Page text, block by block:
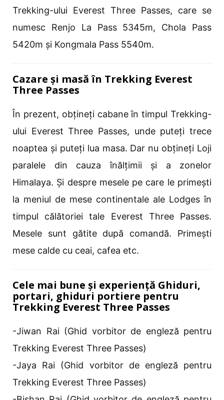
Trekking-ului Everest Three Passes, care se
numesc Renjo La Pass 5345m, Chola Pass
5420m și Kongmala Pass 5540m.
Cazare și masă în Trekking Everest
Three Passes
În prezent, obțineți cabane în timpul Trekking-
ului Everest Three Passes, unde puteți trece
noaptea și puteți lua masa. Dar nu obțineți Loji
paralele din cauza înălțimii și a zonelor
Himalaya. Și despre mesele pe care le primești
la meniul de mese continentale ale Lodges în
timpul călătoriei tale Everest Three Passes.
Mesele sunt gătite după comandă. Primești
mese calde cu ceai, cafea etc.
Cele mai bune și experiență Ghiduri,
portari, ghiduri portiere pentru
Trekking Everest Three Passes
-Jiwan Rai (Ghid vorbitor de engleză pentru
Trekking Everest Three Passes)
-Jaya Rai (Ghid vorbitor de engleză pentru
Trekking Everest Three Passes)